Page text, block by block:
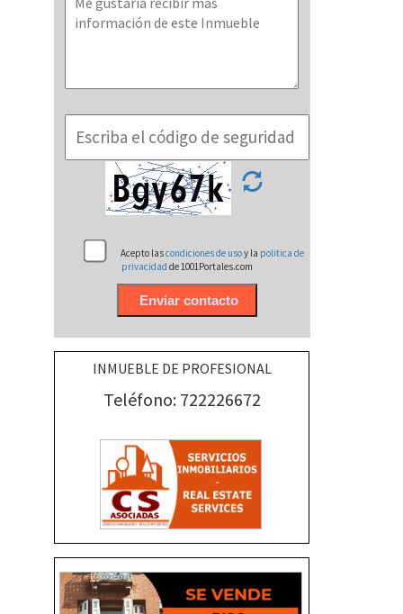
Acepto lascondiciones de usoy la politica de
privacidadde 1001Portales.com
INMUEBLE DE PROFESIONAL
Teléfono: 722226672